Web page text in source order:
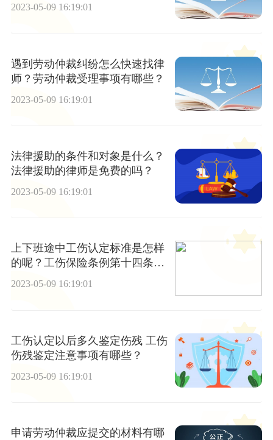
2023-05-09 16:19:01
遇到劳动仲裁纠纷怎么快速找律
师？劳动仲裁受理事项有哪些？
2023-05-09 16:19:01
法律援助的条件和对象是什么？
法律援助的律师是免费的吗？
2023-05-09 16:19:01
上下班途中工伤认定标准是怎样
的呢？工伤保险条例第十四条内
容是什么？
2023-05-09 16:19:01
工伤认定以后多久鉴定伤残 工伤
伤残鉴定注意事项有哪些？
2023-05-09 16:19:01
申请劳动仲裁应提交的材料有哪